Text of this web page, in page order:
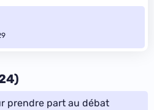
prendre part au débat